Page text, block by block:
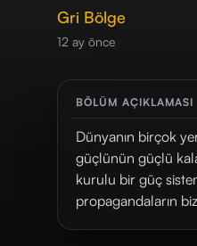
Gri Bölge
12 ay önce
BÖLÜM AÇIKLAMASI
Dünyanın birçok
güçlünün güçlü
kurulu bir güç
propagandaların